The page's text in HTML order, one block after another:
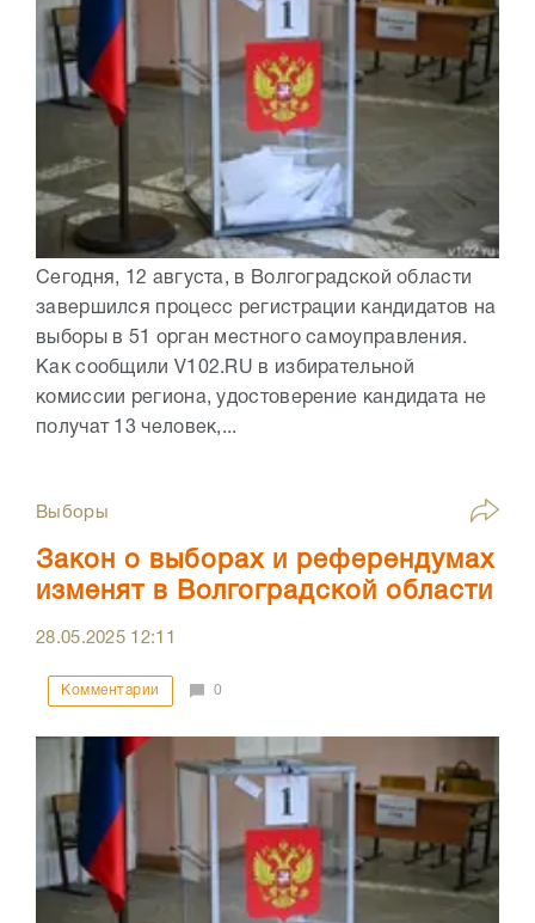
Сегодня, 12 августа, в Волгоградской области
завершился процесс регистрации кандидатов на
выборы в 51 орган местного самоуправления.
Как сообщили V102.RU в избирательной
комиссии региона, удостоверение кандидата не
получат 13 человек,...
Выборы
Закон о выборах и референдумах
изменят в Волгоградской области
28.05.2025 12:11
Комментарии 0